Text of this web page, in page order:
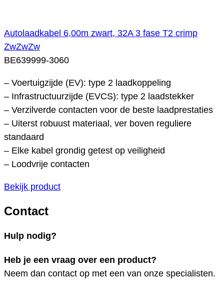
Autolaadkabel 6,00m zwart, 32A 3 fase T2 crimp
ZwZwZw
BE639999-3060
– Voertuigzijde (EV): type 2 laadkoppeling
– Infrastructuurzijde (EVCS): type 2 laadstekker
– Verzilverde contacten voor de beste laadprestaties
– Uiterst robuust materiaal, ver boven reguliere
standaard
– Elke kabel grondig getest op veiligheid
– Loodvrije contacten
Bekijk product
Contact
Hulp nodig?
Heb je een vraag over een product?
Neem dan contact op met een van onze specialisten.